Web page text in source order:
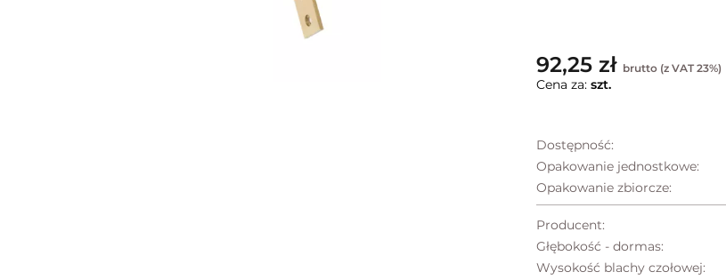
92,25 zł brutto (z VAT 23%)
Cena za: szt.
Dostępność:
Opakowanie jednostkowe:
Opakowanie zbiorcze:
Producent:
Głębokość - dormas:
Wysokość blachy czołowej: